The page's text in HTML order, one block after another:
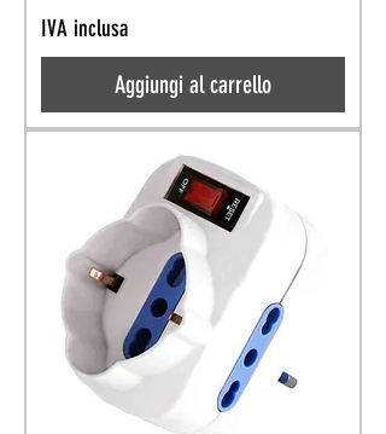
IVA inclusa
Aggiungi al carrello